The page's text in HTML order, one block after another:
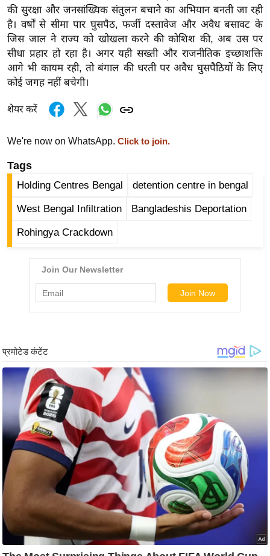
/
फै
श
न
घ
लू
स्खे
ट
न
ल
रि
ले
श
शि
प
रा
वि
श्ले
ष
की सुरक्षा और जनसांख्यिक संतुलन बचाने का अभियान बनती जा रही
है। वर्षों से सीमा पार घुसपैठ, फर्जी दस्तावेज और अवैध बसावट के
जिस जाल ने राज्य को खोखला करने की कोशिश की, अब उस पर
सीधा प्रहार हो रहा है। अगर यही सख्ती और राजनीतिक इच्छाशक्ति
आगे भी कायम रही, तो बंगाल की धरती पर अवैध घुसपैठियों के लिए
कोई जगह नहीं बचेगी।
शेयर करें
We're now on WhatsApp. Click to join.
Tags
Holding Centres Bengal detention centre in bengal
West Bengal Infiltration Bangladeshis Deportation
Rohingya Crackdown